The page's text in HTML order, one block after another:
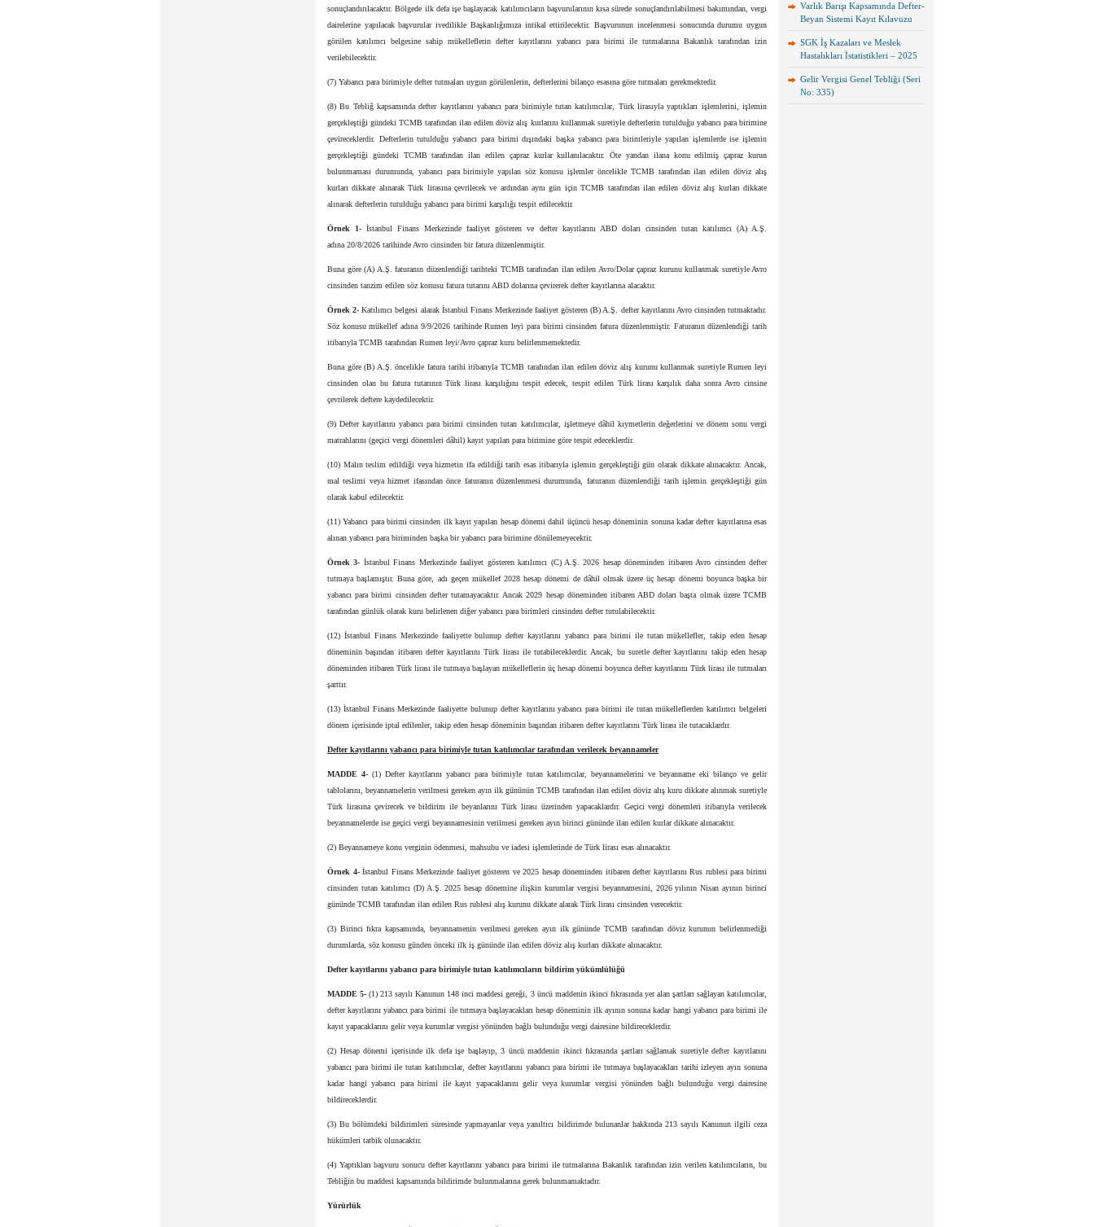
sonuçlandırılacaktır. Bölgede ilk defa işe başlayacak katılımcıların başvurularının kısa sürede sonuçlandırılabilmesi bakımından, vergi
dairelerine yapılacak başvurular ivedilikle Başkanlığımıza intikal ettirilecektir. Başvurunun incelenmesi sonucunda durumu uygun
görülen katılımcı belgesine sahip mükelleflerin defter kayıtlarını yabancı para birimi ile tutmalarına Bakanlık tarafından izin
verilebilecektir.
(7) Yabancı para birimiyle defter tutmaları uygun görülenlerin, defterlerini bilanço esasına göre tutmaları gerekmektedir.
(8) Bu Tebliğ kapsamında defter kayıtlarını yabancı para birimiyle tutan katılımcılar, Türk lirasıyla yaptıkları işlemlerini, işlemin
gerçekleştiği gündeki TCMB tarafından ilan edilen döviz alış kurlarını kullanmak suretiyle defterlerin tutulduğu yabancı para birimine
çevireceklerdir. Defterlerin tutulduğu yabancı para birimi dışındaki başka yabancı para birimleriyle yapılan işlemlerde ise işlemin
gerçekleştiği gündeki TCMB tarafından ilan edilen çapraz kurlar kullanılacaktır. Öte yandan ilana konu edilmiş çapraz kurun
bulunmaması durumunda, yabancı para birimiyle yapılan söz konusu işlemler öncelikle TCMB tarafından ilan edilen döviz alış
kurları dikkate alınarak Türk lirasına çevrilecek ve ardından aynı gün için TCMB tarafından ilan edilen döviz alış kurları dikkate
alınarak defterlerin tutulduğu yabancı para birimi karşılığı tespit edilecektir.
Örnek 1-İstanbul Finans Merkezinde faaliyet gösteren ve defter kayıtlarını ABD doları cinsinden tutan katılımcı (A) A.Ş.
adına 20/8/2026 tarihinde Avro cinsinden bir fatura düzenlenmiştir.
Buna göre (A) A.Ş. faturanın düzenlendiği tarihteki TCMB tarafından ilan edilen Avro/Dolar çapraz kurunu kullanmak suretiyle Avro
cinsinden tanzim edilen söz konusu fatura tutarını ABD dolarına çevirerek defter kayıtlarına alacaktır.
Örnek 2-Katılımcı belgesi alarak İstanbul Finans Merkezinde faaliyet gösteren (B) A.Ş. defter kayıtlarını Avro cinsinden tutmaktadır.
Söz konusu mükellef adına 9/9/2026 tarihinde Rumen leyi para birimi cinsinden fatura düzenlenmiştir. Faturanın düzenlendiği tarih
itibarıyla TCMB tarafından Rumen leyi/Avro çapraz kuru belirlenmemektedir.
Buna göre (B) A.Ş. öncelikle fatura tarihi itibarıyla TCMB tarafından ilan edilen döviz alış kurunu kullanmak suretiyle Rumen leyi
cinsinden olan bu fatura tutarının Türk lirası karşılığını tespit edecek, tespit edilen Türk lirası karşılık daha sonra Avro cinsine
çevrilerek deftere kaydedilecektir.
(9) Defter kayıtlarını yabancı para birimi cinsinden tutan katılımcılar, işletmeye dâhil kıymetlerin değerlerini ve dönem sonu vergi
matrahlarını (geçici vergi dönemleri dâhil) kayıt yapılan para birimine göre tespit edeceklerdir.
(10) Malın teslim edildiği veya hizmetin ifa edildiği tarih esas itibarıyla işlemin gerçekleştiği gün olarak dikkate alınacaktır. Ancak,
mal teslimi veya hizmet ifasından önce faturanın düzenlenmesi durumunda, faturanın düzenlendiği tarih işlemin gerçekleştiği gün
olarak kabul edilecektir.
(11) Yabancı para birimi cinsinden ilk kayıt yapılan hesap dönemi dahil üçüncü hesap döneminin sonuna kadar defter kayıtlarına esas
alınan yabancı para biriminden başka bir yabancı para birimine dönülemeyecektir.
Örnek 3- İstanbul Finans Merkezinde faaliyet gösteren katılımcı (C) A.Ş. 2026 hesap döneminden itibaren Avro cinsinden defter
tutmaya başlamıştır. Buna göre, adı geçen mükellef 2028 hesap dönemi de dâhil olmak üzere üç hesap dönemi boyunca başka bir
yabancı para birimi cinsinden defter tutamayacaktır. Ancak 2029 hesap döneminden itibaren ABD doları başta olmak üzere TCMB
tarafından günlük olarak kuru belirlenen diğer yabancı para birimleri cinsinden defter tutulabilecektir.
(12) İstanbul Finans Merkezinde faaliyette bulunup defter kayıtlarını yabancı para birimi ile tutan mükellefler, takip eden hesap
döneminin başından itibaren defter kayıtlarını Türk lirası ile tutabileceklerdir. Ancak, bu suretle defter kayıtlarını takip eden hesap
döneminden itibaren Türk lirası ile tutmaya başlayan mükelleflerin üç hesap dönemi boyunca defter kayıtlarını Türk lirası ile tutmaları
şarttır.
(13) İstanbul Finans Merkezinde faaliyette bulunup defter kayıtlarını yabancı para birimi ile tutan mükelleflerden katılımcı belgeleri
dönem içerisinde iptal edilenler, takip eden hesap döneminin başından itibaren defter kayıtlarını Türk lirası ile tutacaklardır.
Defter kayıtlarını yabancı para birimiyle tutan katılımcılar tarafından verilecek beyannameler
MADDE 4-(1) Defter kayıtlarını yabancı para birimiyle tutan katılımcılar, beyannamelerini ve beyanname eki bilanço ve gelir
tablolarını, beyannamelerin verilmesi gereken ayın ilk gününün TCMB tarafından ilan edilen döviz alış kuru dikkate alınmak suretiyle
Türk lirasına çevirecek ve bildirim ile beyanlarını Türk lirası üzerinden yapacaklardır. Geçici vergi dönemleri itibarıyla verilecek
beyannamelerde ise geçici vergi beyannamesinin verilmesi gereken ayın birinci gününde ilan edilen kurlar dikkate alınacaktır.
(2) Beyannameye konu verginin ödenmesi, mahsubu ve iadesi işlemlerinde de Türk lirası esas alınacaktır.
Örnek 4-İstanbul Finans Merkezinde faaliyet gösteren ve 2025 hesap döneminden itibaren defter kayıtlarını Rus rublesi para birimi
cinsinden tutan katılımcı (D) A.Ş. 2025 hesap dönemine ilişkin kurumlar vergisi beyannamesini, 2026 yılının Nisan ayının birinci
gününde TCMB tarafından ilan edilen Rus rublesi alış kurunu dikkate alarak Türk lirası cinsinden verecektir.
(3) Birinci fıkra kapsamında, beyannamenin verilmesi gereken ayın ilk gününde TCMB tarafından döviz kurunun belirlenmediği
durumlarda, söz konusu günden önceki ilk iş gününde ilan edilen döviz alış kurları dikkate alınacaktır.
Defter kayıtlarını yabancı para birimiyle tutan katılımcıların bildirim yükümlülüğü
MADDE 5-(1) 213 sayılı Kanunun 148 inci maddesi gereği, 3 üncü maddenin ikinci fıkrasında yer alan şartları sağlayan katılımcılar,
defter kayıtlarını yabancı para birimi ile tutmaya başlayacakları hesap döneminin ilk ayının sonuna kadar hangi yabancı para birimi ile
kayıt yapacaklarını gelir veya kurumlar vergisi yönünden bağlı bulunduğu vergi dairesine bildireceklerdir.
(2) Hesap dönemi içerisinde ilk defa işe başlayıp, 3 üncü maddenin ikinci fıkrasında şartları sağlamak suretiyle defter kayıtlarını
yabancı para birimi ile tutan katılımcılar, defter kayıtlarını yabancı para birimi ile tutmaya başlayacakları tarihi izleyen ayın sonuna
kadar hangi yabancı para birimi ile kayıt yapacaklarını gelir veya kurumlar vergisi yönünden bağlı bulunduğu vergi dairesine
bildireceklerdir.
(3) Bu bölümdeki bildirimleri süresinde yapmayanlar veya yanıltıcı bildirimde bulunanlar hakkında 213 sayılı Kanunun ilgili ceza
hükümleri tatbik olunacaktır.
(4) Yaptıkları başvuru sonucu defter kayıtlarını yabancı para birimi ile tutmalarına Bakanlık tarafından izin verilen katılımcıların, bu
Tebliğin bu maddesi kapsamında bildirimde bulunmalarına gerek bulunmamaktadır.
Yürürlük
Varlık Barışı Kapsamında Defter-
Beyan Sistemi Kayıt Kılavuzu
SGK İş Kazaları ve Meslek
Hastalıkları İstatistikleri – 2025
Gelir Vergisi Genel Tebliği (Seri
No: 335)